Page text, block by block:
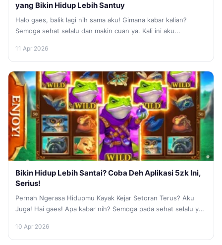
yang Bikin Hidup Lebih Santuy
Halo gaes, balik lagi nih sama aku! Gimana kabar kalian?
Semoga sehat selalu dan makin cuan ya. Kali ini aku...
11 Apr 2026
Bikin Hidup Lebih Santai? Coba Deh Aplikasi 5zk Ini,
Serius!
Pernah Ngerasa Hidupmu Kayak Kejar Setoran Terus? Aku
Juga! Hai gaes! Apa kabar nih? Semoga pada sehat selalu ya.
10 Apr 2026